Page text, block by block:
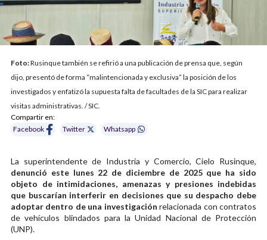
Foto:Rusinque también se refirió a una publicación de prensa que, según
dijo, presentó de forma “malintencionada y exclusiva” la posición de los
investigados y enfatizó la supuesta falta de facultades de la SIC para realizar
visitas administrativas. / SIC.
Compartir en:
Facebook
Twitter Whatsapp
La superintendente de Industria y Comercio, Cielo Rusinque,
denunció este lunes 22 de diciembre de 2025 que ha sido
objeto de intimidaciones, amenazas y presiones indebidas
que buscarían interferir en decisiones que su despacho debe
adoptar dentro de una investigación relacionada con contratos
de vehículos blindados para la Unidad Nacional de Protección
(UNP).